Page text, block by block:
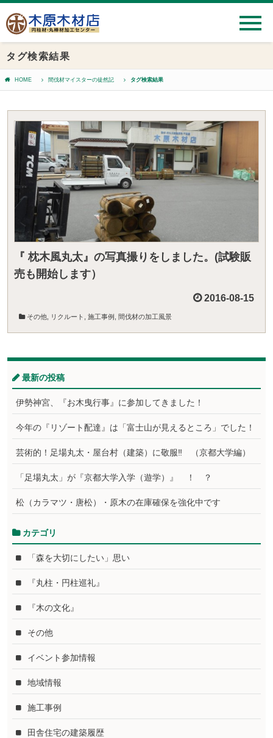
タグ検索結果
HOME 間伐材マイスターの徒然記 タグ検索結果
『 枕木風丸太』の写真撮りをしました。(試験販
売も開始します）
2016-08-15
その他 リクルート 施工事例 間伐材の加工風景
最新の投稿
伊勢神宮、『お木曳行事』に参加してきました！
今年の『リゾート配達』は「富士山が見えるところ」でした！
芸術的！足場丸太・屋台村（建築）に敬服‼ （京都大学編）
「足場丸太」が『京都大学入学（遊学）』 ！ ？
松（カラマツ・唐松）・原木の在庫確保を強化中です
カテゴリ
「森を大切にしたい」思い
『丸柱・円柱巡礼』
『木の文化』
その他
イベント参加情報
地域情報
施工事例
田舎住宅の建築履歴